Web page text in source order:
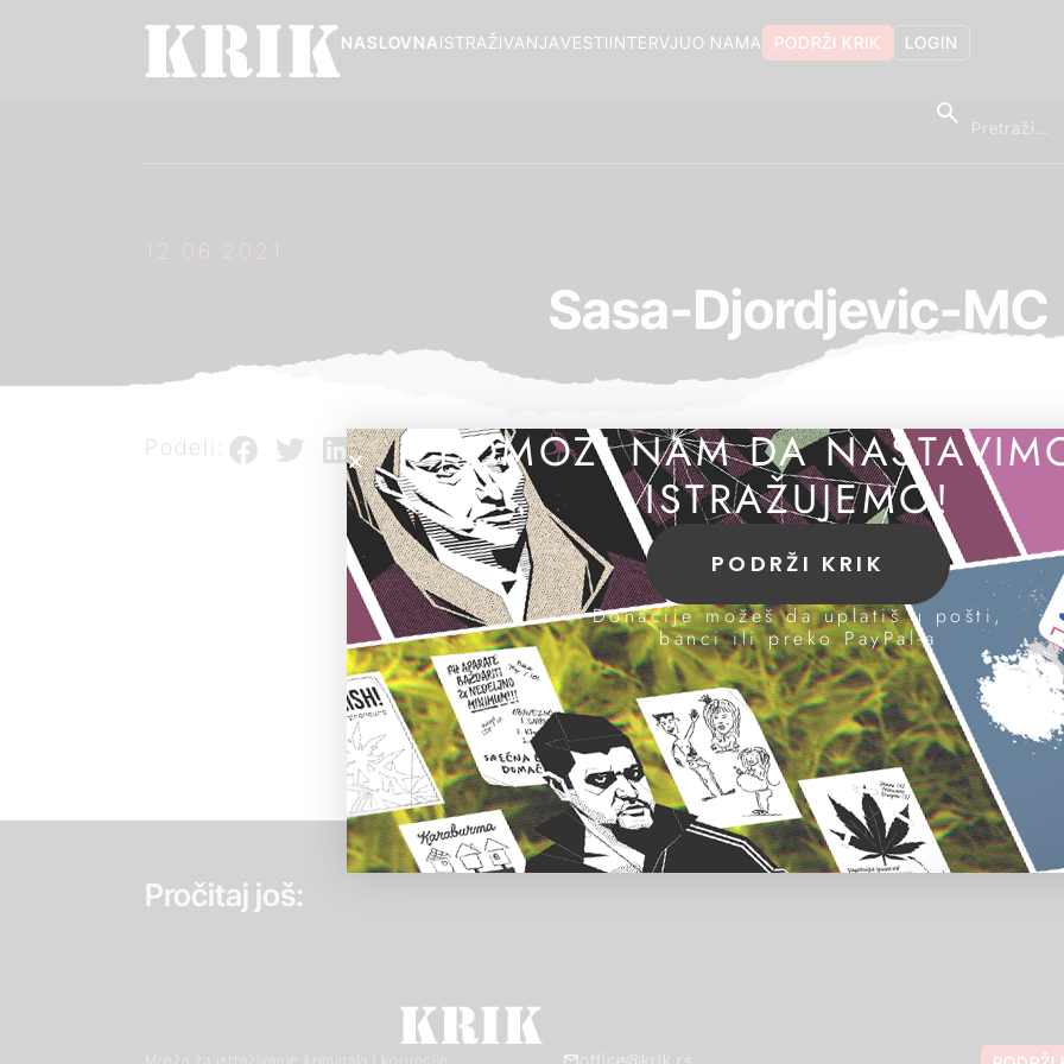
LOGIN
PODRŽI KRIK
O NAMA
INTERVJU
VESTI
ISTRAŽIVANJA
NASLOVNA
12.06.2021.
Sasa-Djordjevic-MC
Podeli:
Pročitaj još:
Mreža za istraživanje kriminala i korupcije office@krik.rs
POMOZI NAM DA
ISTRAŽUJEMO!
PODRŽI KRIK
Donacije možeš da uplatiš u pošti,
banci ili preko PayPal-a